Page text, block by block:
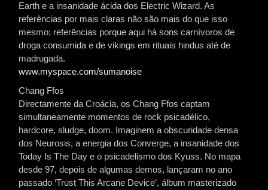
Earth e a insanidade ácida dos Electric Wizard. As
referências por mais claras não são mais do que isso
mesmo; referências porque aqui há sons carnívoros de
droga consumida e de vikings em rituais hindus até de
madrugada.
www.myspace.com/sumanoise
Chang Ffos
Directamente da Croácia, os Chang Ffos captam
simultaneamente momentos de rock psicadélico,
hardcore, sludge, doom. Imaginem a obscuridade densa
dos Neurosis, a energia dos Converge, a insanidade dos
Today Is The Day e o psicadelismo dos Kyuss. No mapa
desde 97, depois de algumas demos, lançaram no ano
passado ‘Trust This Arcane Device’, álbum masterizado